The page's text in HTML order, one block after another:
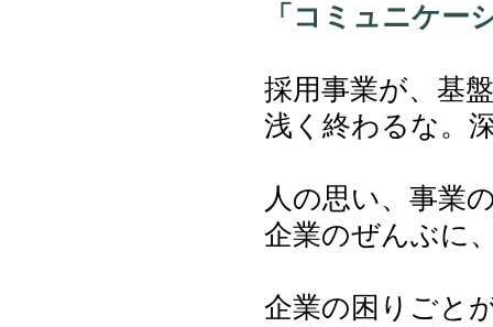
「コミュニケー
採用事業が、基
浅く終わるな。
人の思い、事業
企業のぜんぶに
企業の困りごと